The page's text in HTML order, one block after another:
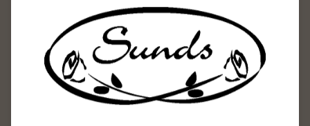
Sundin Puutarhakeskus
Avoinna
Arkisin 09-18
Lauantaisin 09-16
Sunnuntaisin Itsepalvelu